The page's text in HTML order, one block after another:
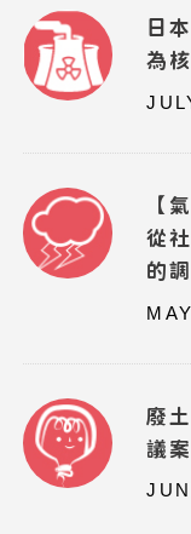
日
為
【
從
的
廢
議